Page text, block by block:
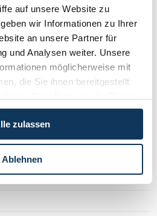
auf unsere Website zu
wir Informationen zu Ihrer
an unsere Partner für
und Analysen weiter. Unsere
möglicherweise mit
die Sie ihnen bereitgestellt
zulassen
Ablehnen
ist zu melden
Zubehör
unlauterer Wettbewerb
und Einbau erweitert